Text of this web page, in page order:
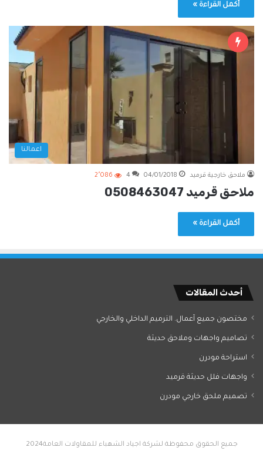
أكمل القراءة »
اعمالنا
ملاحق خارجية قرميد 04/01/2018
4 2٬086
ملاحق قرميد 0508463047
أكمل القراءة »
أحدث المقالات
مختصون جميع آعمال. الترميم الداخلي والخارجي
تصاميم واجهات وملاحق حديثة
استراحة مودرن
واجهات فلل حديثة قرميد
تصميم ملحق خارجي مودرن
جميع الحقوق محفوظة لشركة اجياد الشهباء للمقاولات العامة2024